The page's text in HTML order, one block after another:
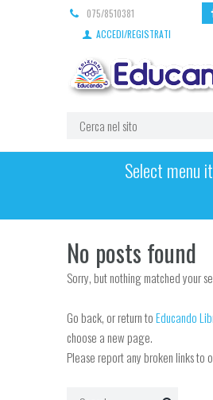
075/8510381
ACCEDI/REGISTRATI
Select menu
No posts found
Sorry, but nothing matched your
Go back, or return toEducando
choose a new page.
Please report any broken links to